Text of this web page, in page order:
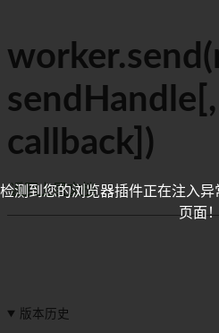
callback])
返回上层文档
版本历史
检测到您的浏览器插件正在注入
页面